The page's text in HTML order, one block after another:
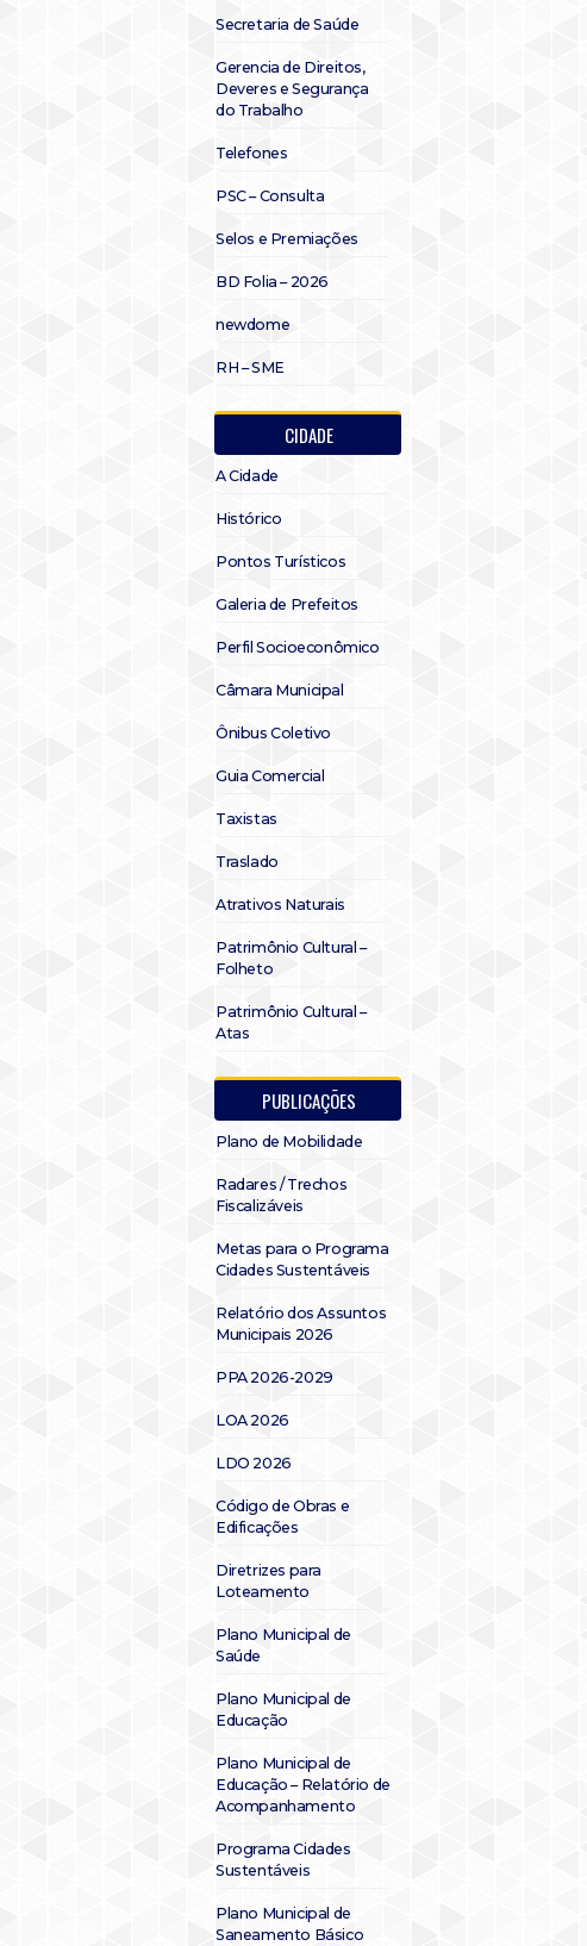
Secretaria de Saúde
Gerencia de Direitos,
Deveres e Segurança
do Trabalho
Telefones
PSC – Consulta
Selos e Premiações
BD Folia – 2026
newdome
RH – SME
CIDADE
A Cidade
Histórico
Pontos Turísticos
Galeria de Prefeitos
Perfil Socioeconômico
Câmara Municipal
Ônibus Coletivo
Guia Comercial
Taxistas
Traslado
Atrativos Naturais
Patrimônio Cultural –
Folheto
Patrimônio Cultural –
Atas
PUBLICAÇÕES
Plano de Mobilidade
Radares / Trechos
Fiscalizáveis
Metas para o Programa
Cidades Sustentáveis
Relatório dos Assuntos
Municipais 2026
PPA 2026-2029
LOA 2026
LDO 2026
Código de Obras e
Edificações
Diretrizes para
Loteamento
Plano Municipal de
Saúde
Plano Municipal de
Educação
Plano Municipal de
Educação – Relatório de
Acompanhamento
Programa Cidades
Sustentáveis
Plano Municipal de
Saneamento Básico